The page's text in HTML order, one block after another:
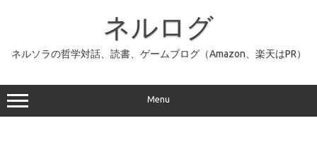
ッ
プ
ネルログ
ネルソラの哲学対話、読書、ゲームブログ（Amazon、楽天はPR）
Menu